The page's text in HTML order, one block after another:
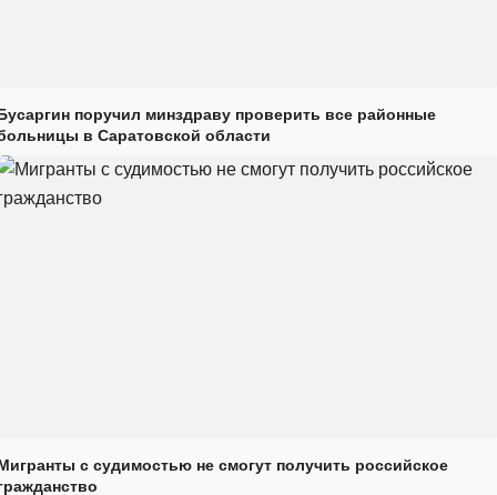
поручил минздраву проверить все районные
в Саратовской области
с судимостью не смогут получить российское